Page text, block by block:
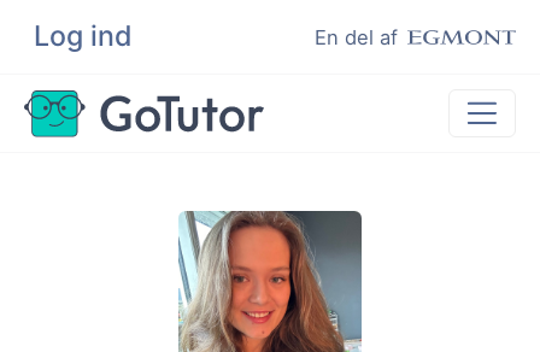
Log ind En del af
Søg
Lektiehjælp
Eksamenshjælp
Hjælp til ordblinde
Kundeudtalelser